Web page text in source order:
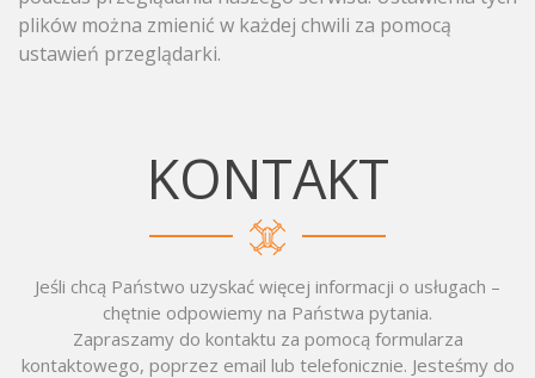
plików można zmienić w każdej chwili za pomocą
ustawień przeglądarki.
KONTAKT
Jeśli chcą Państwo uzyskać więcej informacji o usługach –
chętnie odpowiemy na Państwa pytania.
Zapraszamy do kontaktu za pomocą formularza
kontaktowego, poprzez email lub telefonicznie. Jesteśmy do